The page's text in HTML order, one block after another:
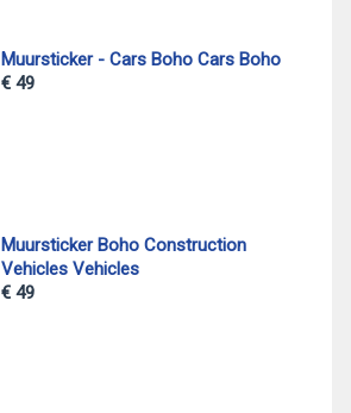
Muursticker - Cars Boho Cars Boho
€ 49
Muursticker Boho Construction
Vehicles Vehicles
€ 49